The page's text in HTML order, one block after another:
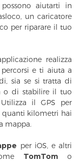
aiutarti in
un caricatore
per riparare il tuo
realizza
e ti aiuta a
sia se si tratta di
o di stabilire il tuo
il GPS per
kilometri hai
mappa.
per iOS, e altri
TomTom o